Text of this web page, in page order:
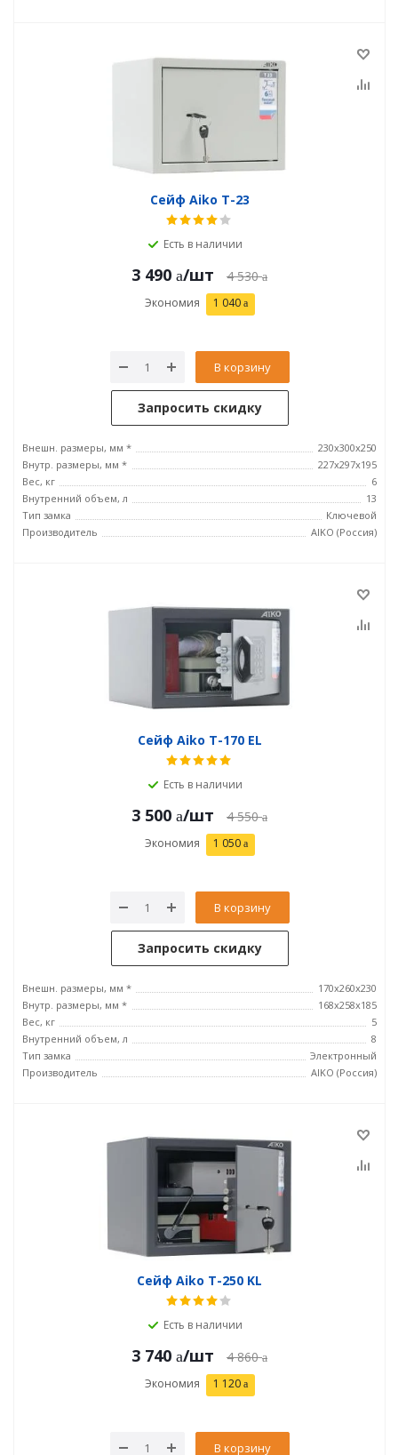
Сейф Aiko T-23
Есть в наличии
3 490 /шт 4 530
Экономия 1 040
В корзину
Запросить скидку
Внешн. размеры, мм *
230x300x250
Внутр. размеры, мм *
227x297x195
Вес, кг
6
Внутренний объем, л
13
Тип замка
Ключевой
Производитель
AIKO (Россия)
Сейф Aiko T-170 EL
Есть в наличии
3 500 /шт 4 550
Экономия 1 050
В корзину
Запросить скидку
Внешн. размеры, мм *
170x260x230
Внутр. размеры, мм *
168x258x185
Вес, кг
5
Внутренний объем, л
8
Тип замка
Электронный
Производитель
AIKO (Россия)
Сейф Aiko T-250 KL
Есть в наличии
3 740 /шт 4 860
Экономия 1 120
В корзину